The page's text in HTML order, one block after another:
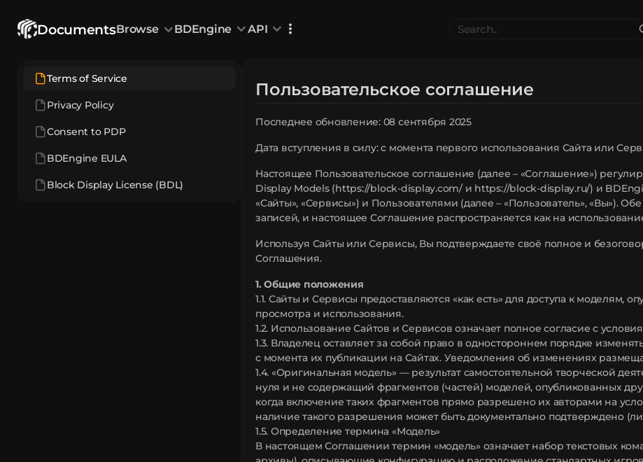
DocumentsBrowse
Categories
Decoration & Art Interior & Furniture 3540 Blocks & Slabs & Stair
Characters & Creatures
Animals & Pets 1217 Science & Technology 1107
Cars & Vehicles 581 BDEngine Template 426
Watercraft 135
BDEngine API Search..
Terms of Service
Privacy Policy
Consent to PDP
BDEngine EULA
Block Display License (BDL)
Пользовательское соглашение
Последнее обновление: 08 сентября 2025
Дата вступления в силу: с момента первого использования Сайта или
Настоящее Пользовательское соглашение (далее – «Соглашение»)
Display Models (https://block-display.com/ и https://block-display.ru/) и
«Сайты», «Сервисы») и Пользователями (далее – «Пользователь», «Вы»).
записей, и настоящее Соглашение распространяется как на
Используя Сайты или Сервисы, Вы подтверждаете своё полное и
Соглашения.
1. Общие положения
1.1. Сайты и Сервисы предоставляются «как есть» для доступа к моделям,
просмотра и использования.
1.2. Использование Сайтов и Сервисов означает полное согласие с
1.3. Владелец оставляет за собой право в одностороннем порядке
с момента их публикации на Сайтах. Уведомления об изменениях
1.4. «Оригинальная модель» — результат самостоятельной творческой
нуля и не содержащий фрагментов (частей) моделей, опубликованных
когда включение таких фрагментов прямо разрешено их авторами на
наличие такого разрешения может быть документально подтверждено
1.5. Определение термина «Модель»
В настоящем Соглашении термин «модель» означает набор текстовых